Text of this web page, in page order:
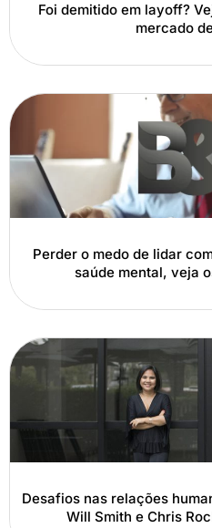
Foi demitido em layoff?
mercado
Perder o medo de lidar
saúde mental, veja
Desafios nas relações
Will Smith e Chris